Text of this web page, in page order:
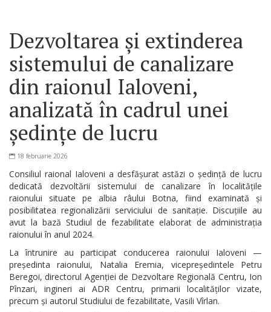
Dezvoltarea și extinderea
sistemului de canalizare
din raionul Ialoveni,
analizată în cadrul unei
ședințe de lucru
18 februarie 2026
Consiliul raional Ialoveni a desfășurat astăzi o ședință de lucru
dedicată dezvoltării sistemului de canalizare în localitățile
raionului situate pe albia râului Botna, fiind examinată și
posibilitatea regionalizării serviciului de sanitație. Discuțiile au
avut la bază Studiul de fezabilitate elaborat de administrația
raionului în anul 2024.
La întrunire au participat conducerea raionului Ialoveni —
președinta raionului, Natalia Eremia, vicepreședintele Petru
Beregoi, directorul Agenției de Dezvoltare Regională Centru, Ion
Pînzari, ingineri ai ADR Centru, primarii localităților vizate,
precum și autorul Studiului de fezabilitate, Vasili Vîrlan.